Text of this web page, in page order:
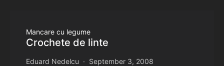
Mancare cu legume
Crochete de linte
Eduard Nedelcu September 3, 2008